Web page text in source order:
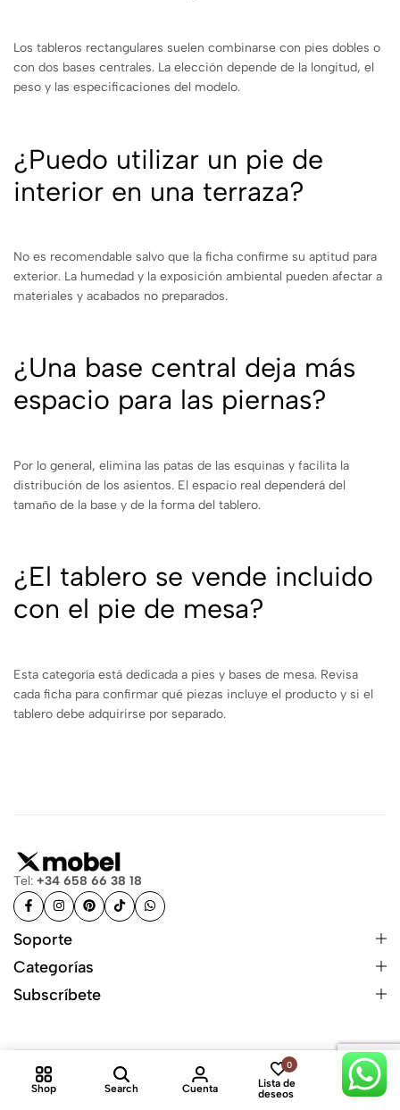
Los tableros rectangulares suelen combinarse con pies dobles o
con dos bases centrales. La elección depende de la longitud, el
peso y las especificaciones del modelo.
¿Puedo utilizar un pie de
interior en una terraza?
No es recomendable salvo que la ficha confirme su aptitud para
exterior. La humedad y la exposición ambiental pueden afectar a
materiales y acabados no preparados.
¿Una base central deja más
espacio para las piernas?
Por lo general, elimina las patas de las esquinas y facilita la
distribución de los asientos. El espacio real dependerá del
tamaño de la base y de la forma del tablero.
¿El tablero se vende incluido
con el pie de mesa?
Esta categoría está dedicada a pies y bases de mesa. Revisa
cada ficha para confirmar qué piezas incluye el producto y si el
tablero debe adquirirse por separado.
Tel: +34 658 66 38 18
Soporte
Categorías
Subscríbete
© XMobel S.L. Todos los derechos resevados
Shop Search Cuenta
0
Lista de
deseos
0
Cart